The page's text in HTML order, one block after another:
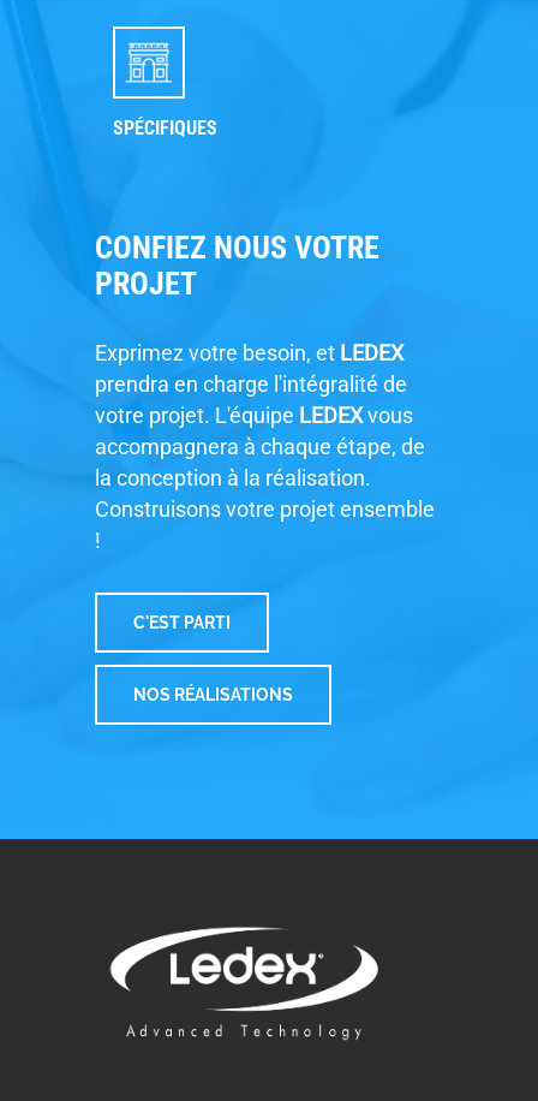
SPÉCIFIQUES
CONFIEZ NOUS VOTRE
PROJET
Exprimez votre besoin, et LEDEX
prendra en charge l'intégralité de
votre projet. L'équipe LEDEXvous
accompagnera à chaque étape, de
la conception à la réalisation.
Construisons votre projet ensemble
!
C'EST PARTI
NOS RÉALISATIONS